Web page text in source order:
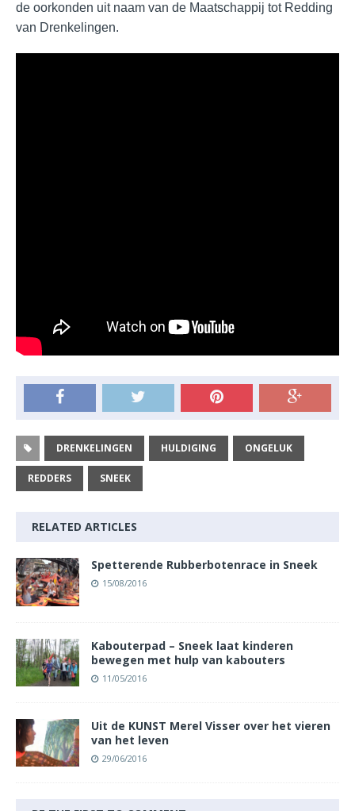
de oorkonden uit naam van de Maatschappij tot Redding
van Drenkelingen.
DRENKELINGEN HULDIGING ONGELUK
REDDERS SNEEK
RELATED ARTICLES
Spetterende Rubberbotenrace in Sneek
15/08/2016
Kabouterpad – Sneek laat kinderen
bewegen met hulp van kabouters
11/05/2016
Uit de KUNST Merel Visser over het vieren
van het leven
29/06/2016